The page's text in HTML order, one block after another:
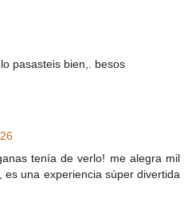
pasasteis bien,. besos
tenía de verlo! me alegra mil
es una experiencia súper divertida